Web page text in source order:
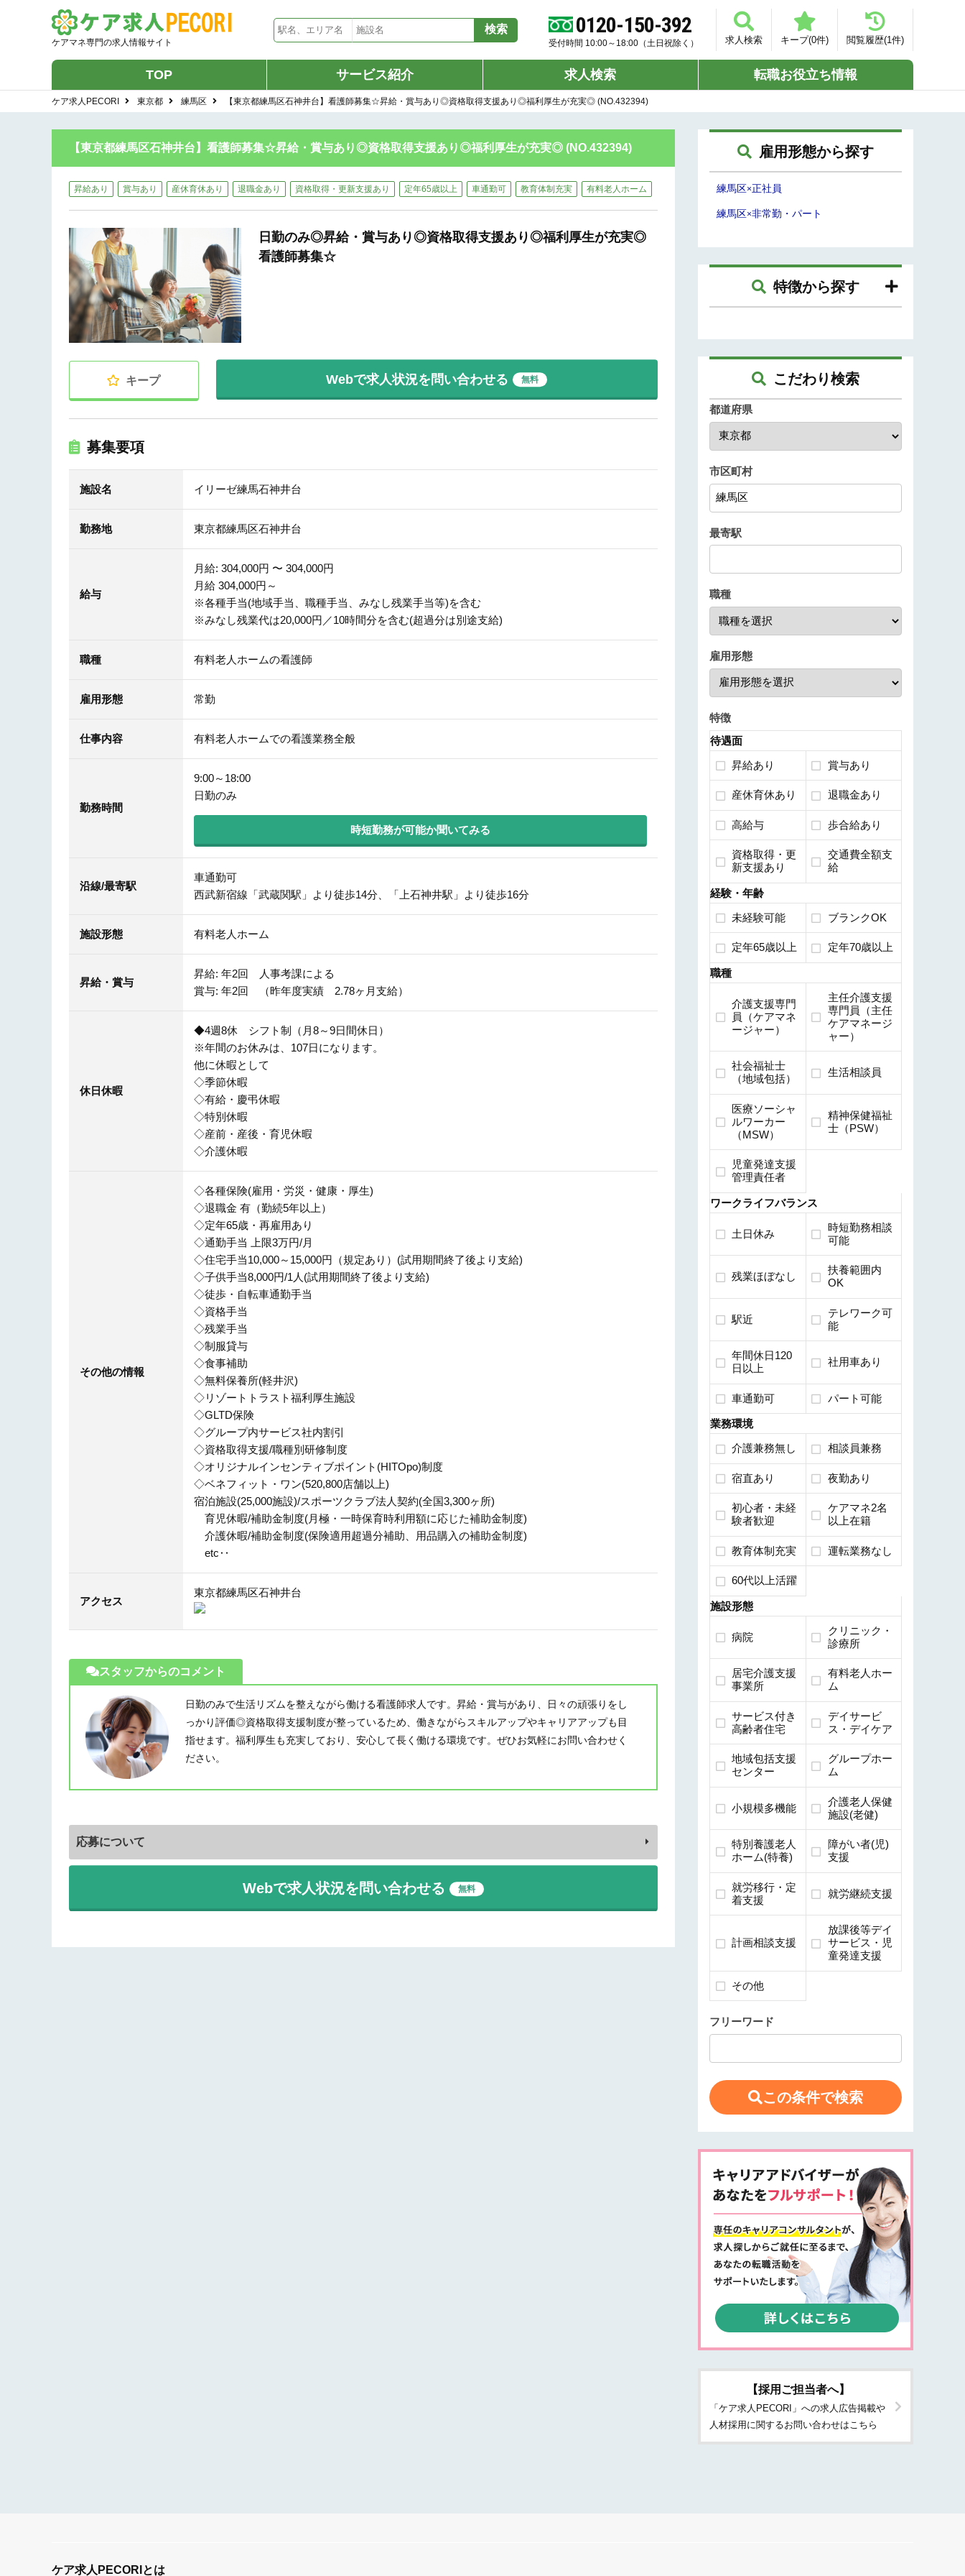
ケアマネ専門の求人情報サイト
0120-150-392
受付時間 10:00～18:00（土日祝除く） 求人検索 キープ(0件) 閲覧履歴(1件)
TOP サービス紹介 求人検索 転職お役立ち情報
ケア求人PECORI 東京都 練馬区 【東京都練馬区石神井台】看護師募集☆昇給・賞与あり◎資格取得支援あり◎福利厚生が充実◎ (NO.432394)
【東京都練馬区石神井台】看護師募集☆昇給・賞与あり◎資格取得支援あり◎福利厚生が充実◎ (NO.432394)
昇給あり 賞与あり 産休育休あり 退職金あり 資格取得・更新支援あり 定年65歳以上 車通勤可 教育体制充実 有料老人ホーム
日勤のみ◎昇給・賞与あり◎資格取得支援あり◎福利厚生が充実◎
看護師募集☆
キープ Webで求人状況を問い合わせる 無料
募集要項
施設名 イリーゼ練馬石神井台
勤務地 東京都練馬区石神井台
給与
月給: 304,000円 〜 304,000円
月給 304,000円～
※各種手当(地域手当、職種手当、みなし残業手当等)を含む
※みなし残業代は20,000円／10時間分を含む(超過分は別途支給)
職種 有料老人ホームの看護師
雇用形態 常勤
仕事内容 有料老人ホームでの看護業務全般
勤務時間
9:00～18:00
日勤のみ
時短勤務が可能か聞いてみる
沿線/最寄駅
車通勤可
西武新宿線「武蔵関駅」より徒歩14分、「上石神井駅」より徒歩16分
施設形態 有料老人ホーム
昇給・賞与
昇給: 年2回 人事考課による
賞与: 年2回 （昨年度実績 2.78ヶ月支給）
休日休暇
◆4週8休 シフト制（月8～9日間休日）
※年間のお休みは、107日になります。
他に休暇として
◇季節休暇
◇有給・慶弔休暇
◇特別休暇
◇産前・産後・育児休暇
◇介護休暇
その他の情報
◇各種保険(雇用・労災・健康・厚生)
◇退職金 有（勤続5年以上）
◇定年65歳・再雇用あり
◇通勤手当 上限3万円/月
◇住宅手当10,000～15,000円（規定あり）(試用期間終了後より支給)
◇子供手当8,000円/1人(試用期間終了後より支給)
◇徒歩・自転車通勤手当
◇資格手当
◇残業手当
◇制服貸与
◇食事補助
◇無料保養所(軽井沢)
◇リゾートトラスト福利厚生施設
◇GLTD保険
◇グループ内サービス社内割引
◇資格取得支援/職種別研修制度
◇オリジナルインセンティブポイント(HITOpo)制度
◇ベネフィット・ワン(520,800店舗以上)
宿泊施設(25,000施設)/スポーツクラブ法人契約(全国3,300ヶ所)
育児休暇/補助金制度(月極・一時保育時利用額に応じた補助金制度)
介護休暇/補助金制度(保険適用超過分補助、用品購入の補助金制度)
etc‥
アクセス
東京都練馬区石神井台
スタッフからのコメント
日勤のみで生活リズムを整えながら働ける看護師求人です。昇給・賞与があり、日々の頑張りをし
っかり評価◎資格取得支援制度が整っているため、働きながらスキルアップやキャリアアップも目
指せます。福利厚生も充実しており、安心して長く働ける環境です。ぜひお気軽にお問い合わせく
ださい。
応募について
Webで求人状況を問い合わせる 無料
雇用形態から探す
練馬区×正社員
練馬区×非常勤・パート
特徴から探す
こだわり検索
都道府県
市区町村
最寄駅
職種
雇用形態
特徴
待遇面
昇給あり 賞与あり
産休育休あり 退職金あり
高給与 歩合給あり
資格取得・更
新支援あり
交通費全額支
給
経験・年齢
未経験可能 ブランクOK
定年65歳以上 定年70歳以上
職種
介護支援専門
員（ケアマネ
ージャー）
主任介護支援
専門員（主任
ケアマネージ
ャー）
社会福祉士
（地域包括）
生活相談員
医療ソーシャ
ルワーカー
（MSW）
精神保健福祉
士（PSW）
児童発達支援
管理責任者
ワークライフバランス
土日休み
時短勤務相談
可能
残業ほぼなし
扶養範囲内
OK
駅近
テレワーク可
能
年間休日120
日以上
社用車あり
車通勤可 パート可能
業務環境
介護兼務無し 相談員兼務
宿直あり 夜勤あり
初心者・未経
験者歓迎
ケアマネ2名
以上在籍
教育体制充実 運転業務なし
60代以上活躍
施設形態
病院
クリニック・
診療所
居宅介護支援
事業所
有料老人ホー
ム
サービス付き
高齢者住宅
デイサービ
ス・デイケア
地域包括支援
センター
グループホー
ム
小規模多機能
介護老人保健
施設(老健)
特別養護老人
ホーム(特養)
障がい者(児)
支援
就労移行・定
着支援
就労継続支援
計画相談支援
放課後等デイ
サービス・児
童発達支援
その他
フリーワード
この条件で検索
【採用ご担当者へ】
「ケア求人PECORI」への求人広告掲載や
人材採用に関するお問い合わせはこちら
ケア求人PECORIとは